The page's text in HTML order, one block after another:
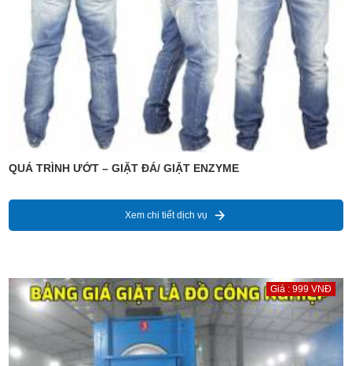
QUÁ TRÌNH ƯỚT – GIẶT ĐÁ/ GIẶT ENZYME
Xem chi tiết dịch vụ
Giá : 999 VNĐ